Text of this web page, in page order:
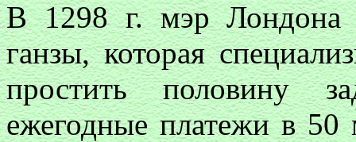
В 1298 г. мэр Лондона
ганзы, которая
простить половину
ежегодные платежи в